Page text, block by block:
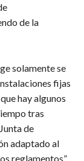
de la
solamente se
fijas
hay algunos
tras
de
adaptado al
reglamentos”.